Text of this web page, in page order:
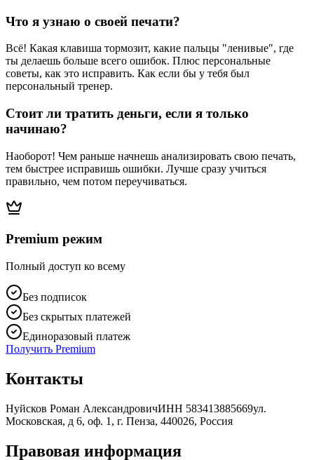
Что я узнаю о своей печати?
Всё! Какая клавиша тормозит, какие пальцы "ленивые", где
ты делаешь больше всего ошибок. Плюс персональные
советы, как это исправить. Как если бы у тебя был
персональный тренер.
Стоит ли тратить деньги, если я только
начинаю?
Наоборот! Чем раньше начнешь анализировать свою печать,
тем быстрее исправишь ошибки. Лучше сразу учиться
правильно, чем потом переучиваться.
Premium режим
Полный доступ ко всему
Без подписок
Без скрытых платежей
Единоразовый платеж
Получить Premium
Контакты
Нуйсков Роман АлександровичИНН 583413885669ул.
Московская, д 6, оф. 1, г. Пенза, 440026, Россия
Правовая информация